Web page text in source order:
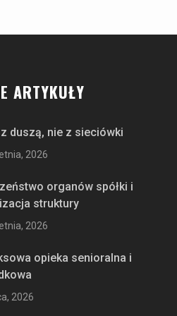
ARTYKUŁY
duszą, nie z sieciówki
2026
organów spółki i
struktury
2026
opieka senioralna i
2026